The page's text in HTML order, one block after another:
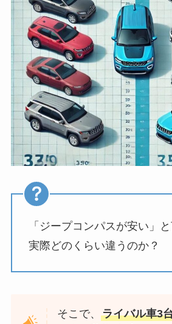
「ジープコンパスが安い」と
実際どのくらい違うのか？
そこで、ライバル車3